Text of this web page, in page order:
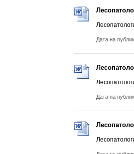
Дата на
Дата на